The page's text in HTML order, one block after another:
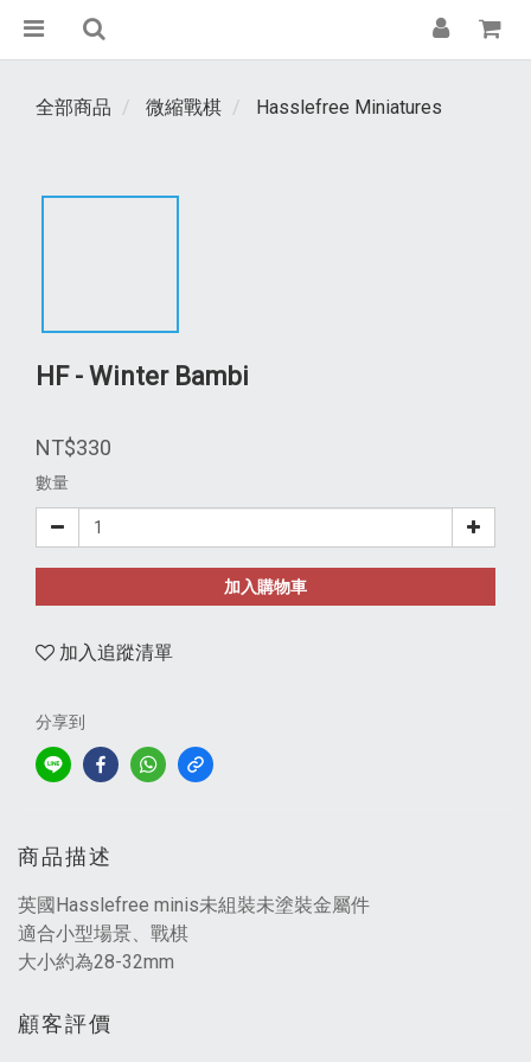
全部商品 微縮戰棋 Hasslefree Miniatures
HF - Winter Bambi
NT$330
數量
加入購物車
加入追蹤清單
分享到
商品描述
英國Hasslefree minis未組裝未塗裝金屬件
適合小型場景、戰棋
大小約為28-32mm
顧客評價